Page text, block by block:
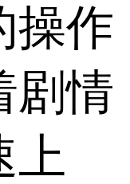
操作
剧情
上